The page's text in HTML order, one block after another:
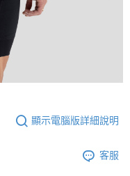
顯示電腦版詳細說明
客服